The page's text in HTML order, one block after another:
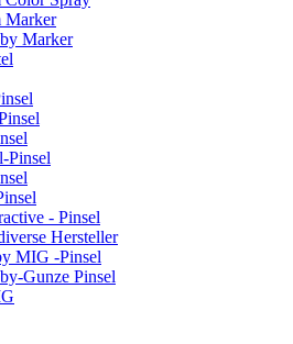
Marker
Marker
Pinsel
- Pinsel
Hersteller
MIG -Pinsel
Gunze Pinsel